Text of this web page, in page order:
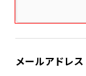
メールアドレス